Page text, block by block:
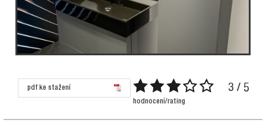
pdf ke stažení 3 / 5
hodnocení/rating